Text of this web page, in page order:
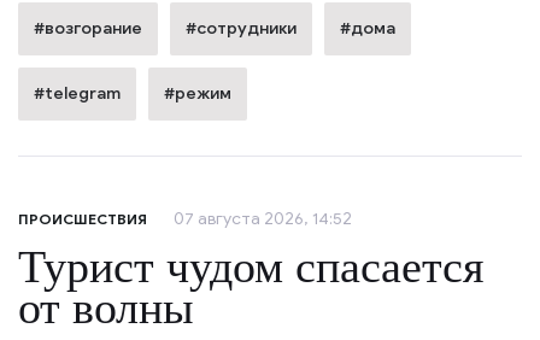
#возгорание #сотрудники #дома
#telegram #режим
ПРОИСШЕСТВИЯ 07 августа 2026, 14:52
Турист чудом спасается
от волны